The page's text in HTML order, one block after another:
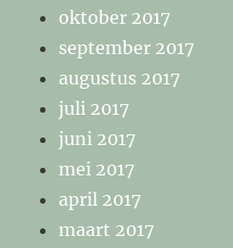
oktober 2017
september 2017
augustus 2017
juli 2017
juni 2017
mei 2017
april 2017
maart 2017